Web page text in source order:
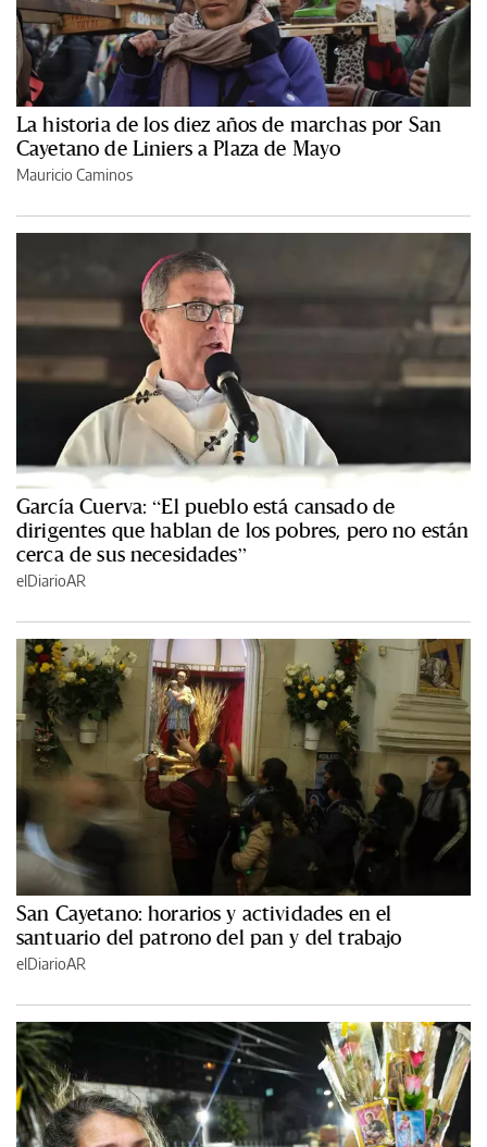
La historia de los diez años de marchas por San
Cayetano de Liniers a Plaza de Mayo
Mauricio Caminos
García Cuerva: “El pueblo está cansado de
dirigentes que hablan de los pobres, pero no están
cerca de sus necesidades”
elDiarioAR
San Cayetano: horarios y actividades en el
santuario del patrono del pan y del trabajo
elDiarioAR